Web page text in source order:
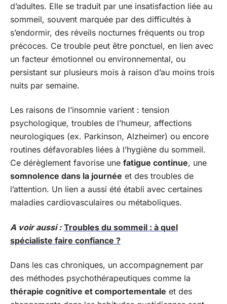
d’adultes. Elle se traduit par une insatisfaction liée au
sommeil, souvent marquée par des difficultés à
s’endormir, des réveils nocturnes fréquents ou trop
précoces. Ce trouble peut être ponctuel, en lien avec
un facteur émotionnel ou environnemental, ou
persistant sur plusieurs mois à raison d’au moins trois
nuits par semaine.
Les raisons de l’insomnie varient : tension
psychologique, troubles de l’humeur, affections
neurologiques (ex. Parkinson, Alzheimer) ou encore
routines défavorables liées à l’hygiène du sommeil.
Ce dérèglement favorise une fatigue continue, une
somnolence dans la journée et des troubles de
l’attention. Un lien a aussi été établi avec certaines
maladies cardiovasculaires ou métaboliques.
A voir aussi : Troubles du sommeil : à quel
spécialiste faire confiance ?
Dans les cas chroniques, un accompagnement par
des méthodes psychothérapeutiques comme la
thérapie cognitive et comportementale et des